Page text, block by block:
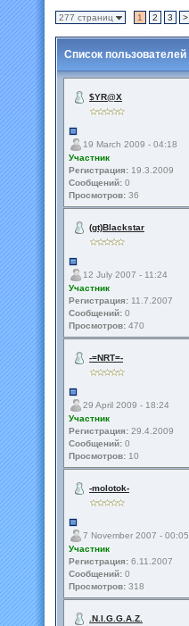
277 страниц 1 2 3 >
Список пользователей
$YR@X
19 March 2009 - 04:18
Участник
Регистрация: 19.3.2009
Сообщений: 0
Просмотров: 36
(gt)Blackstar
12 July 2007 - 11:24
Участник
Регистрация: 11.7.2007
Сообщений: 0
Просмотров: 470
-=NRT=-
29 April 2009 - 18:24
Участник
Регистрация: 29.4.2009
Сообщений: 0
Просмотров: 10
-molotok-
7 November 2007 - 00:05
Участник
Регистрация: 6.11.2007
Сообщений: 0
Просмотров: 318
.N.I.G.G.A.Z.